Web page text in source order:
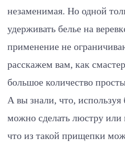
незаменимая. Но одной
удерживать белье на
применение не
расскажем вам, как
большое количество
А вы знали, что,
можно сделать люстру или
что из такой прищепки